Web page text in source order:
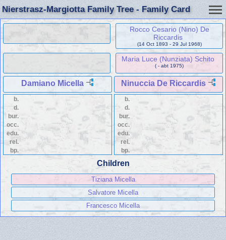
Nierstrasz-Margiotta Family Tree - Family Card
Rocco Cesario (Nino) De
Riccardis
(14 Oct 1893 - 29 Jul 1968)
Maria Luce (Nunziata) Schito
( - abt 1975)
Damiano Micella Ninuccia De Riccardis
b.
d.
bur.
occ.
edu.
rel.
bp.
b.
d.
bur.
occ.
edu.
rel.
bp.
Children
Tiziana Micella
Salvatore Micella
Francesco Micella